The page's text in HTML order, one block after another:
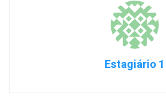
Estagiário 1